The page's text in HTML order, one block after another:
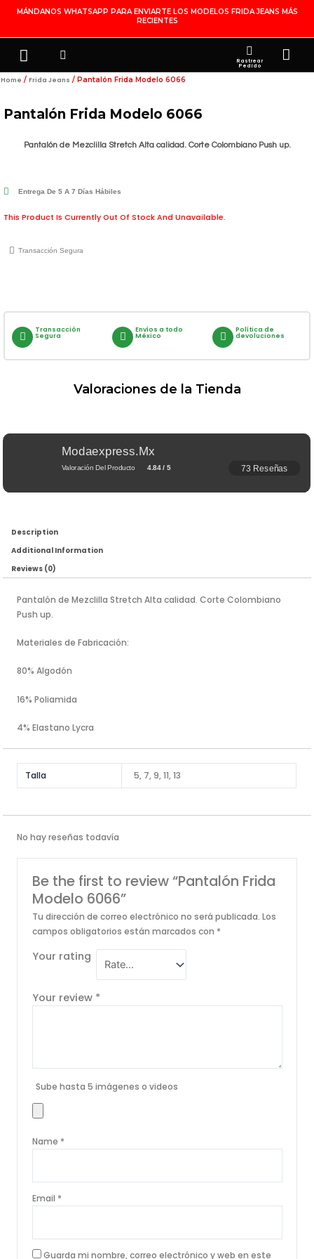
Contenido
MÁNDANOS WHATSAPP PARA ENVIARTE LOS MODELOS FRIDA JEANS MÁS
RECIENTES
MenuSearch Rastrear
Pedido
Home / Frida Jeans / Pantalón Frida Modelo 6066
Pantalón Frida Modelo 6066
Pantalón de Mezclilla Stretch Alta calidad. Corte Colombiano Push up.
Entrega De 5 A 7 Días Hábiles
This Product Is Currently Out Of Stock And Unavailable.
Transacción Segura
Transacción
Segura
Envíos a todo
México
Política de
devoluciones
Description
Additional Information
Reviews (0)
Pantalón de Mezclilla Stretch Alta calidad. Corte Colombiano
Push up.
Materiales de Fabricación:
80% Algodón
16% Poliamida
4% Elastano Lycra
Talla 5, 7, 9, 11, 13
No hay reseñas todavía
Be the first to review “Pantalón Frida
Modelo 6066”
Tu dirección de correo electrónico no será publicada. Los
campos obligatorios están marcados con *
Your rating
Your review *
Sube hasta 5 imágenes o videos
Name *
Email *
Guarda mi nombre, correo electrónico y web en este
Valoraciones de la Tienda
Modaexpress.mx
Valoración Del Producto 4.84 / 5 73 Reseñas